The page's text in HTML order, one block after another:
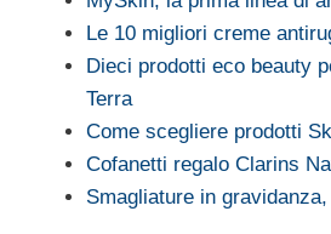
Le 10 migliori creme
Dieci prodotti eco beauty
Terra
Come scegliere prodotti
Cofanetti regalo Clarins
Smagliature in